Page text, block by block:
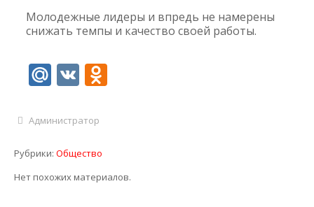
Молодежные лидеры и впредь не намерены
снижать темпы и качество своей работы.
Mail.Ru
VKOdnoklassniki
Администратор
Рубрики: Общество
Нет похожих материалов.